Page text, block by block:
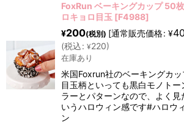
FoxRun ベーキングカップ 50
ロキョロ目玉 [F4988]
¥200(税別) [通常販売価格: ¥
(税込: ¥220)
在庫あり
米国Foxrun社のベーキングカッ
目玉柄といっても黒白モノトー
ラーとパターンなので、よく見
いうハロウィン感です#ハロウ
ン